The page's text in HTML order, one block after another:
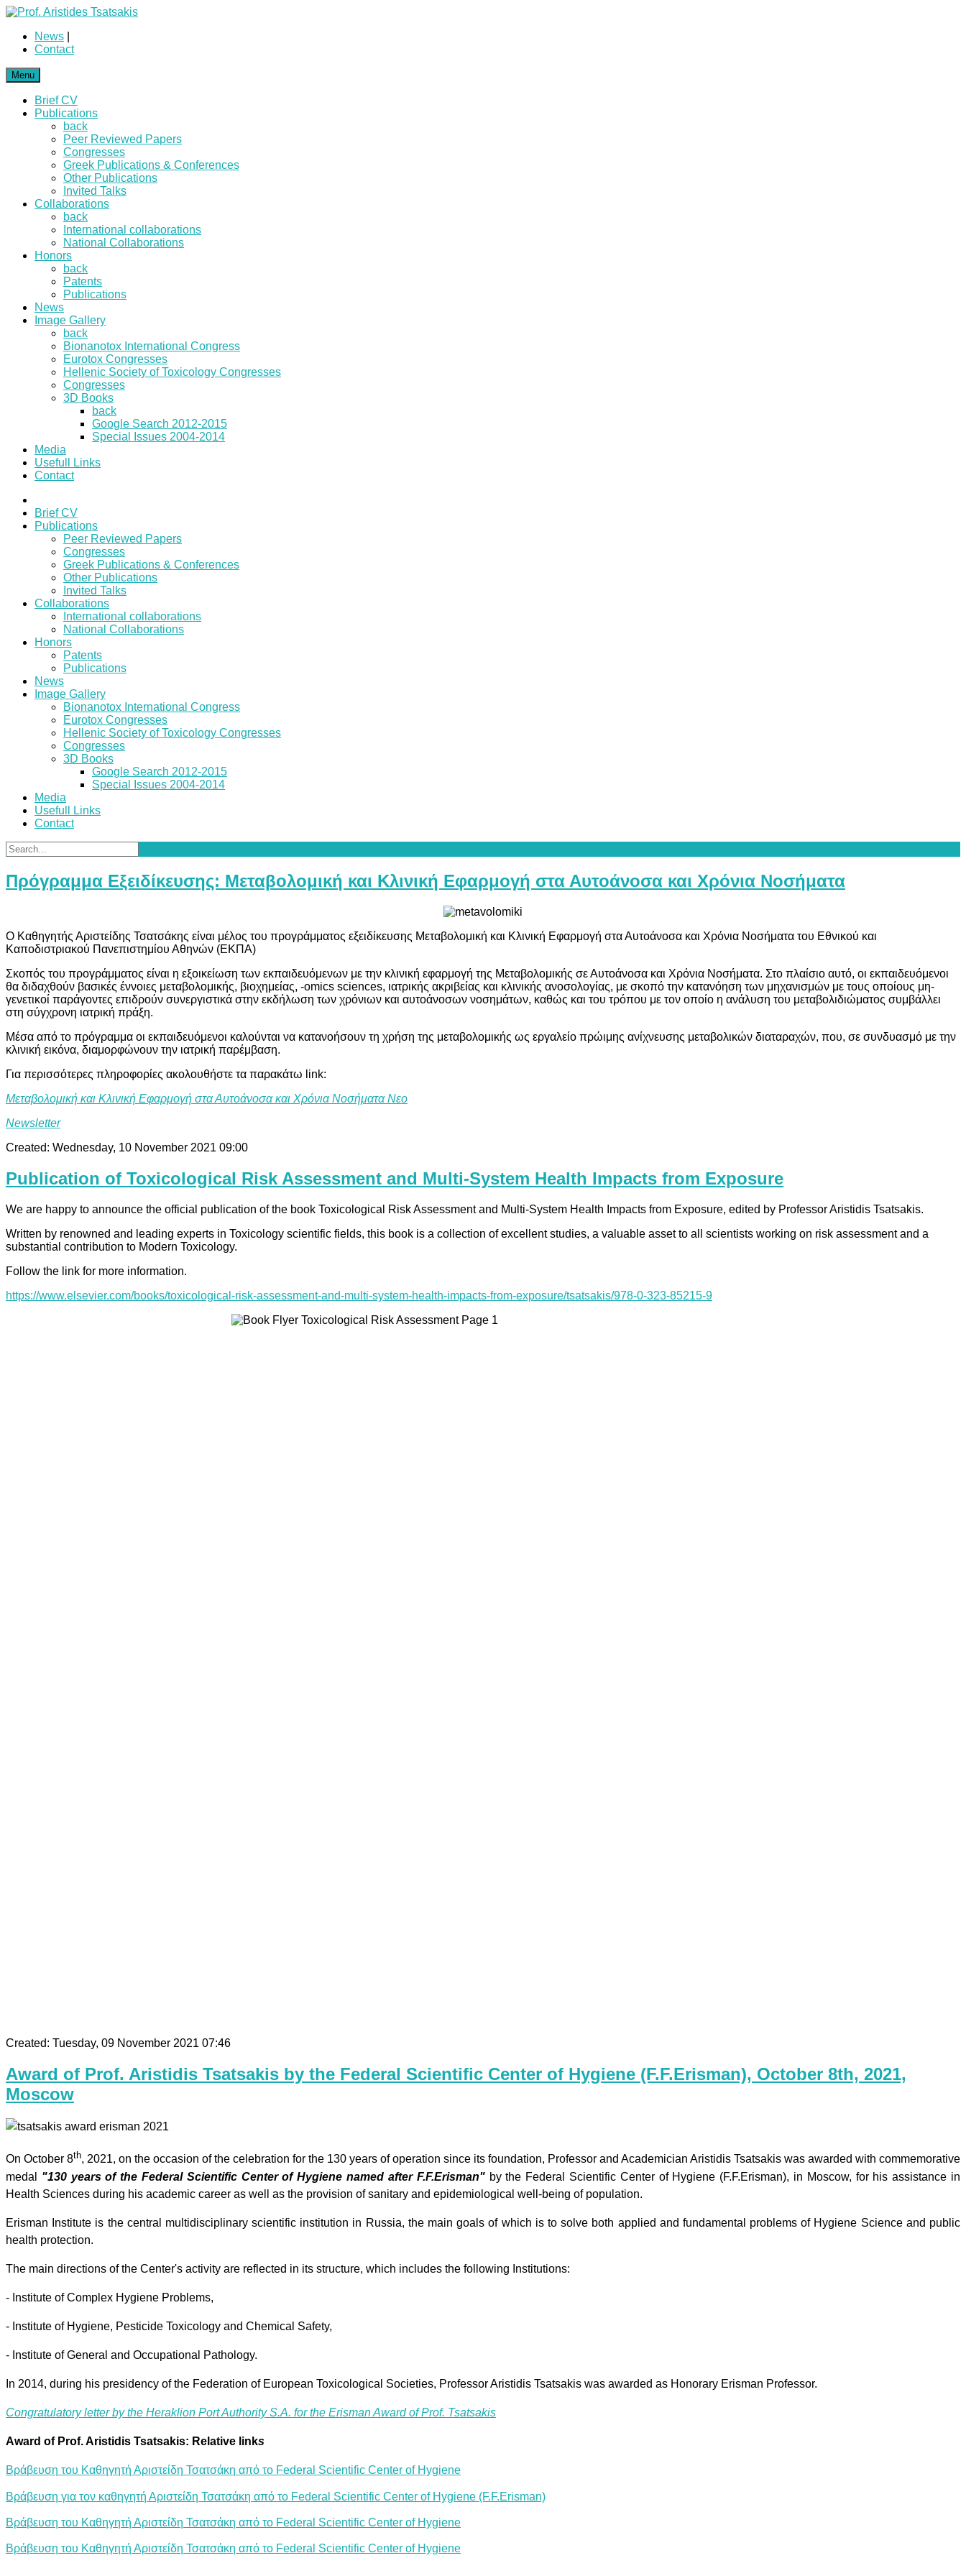
News
Contact
Menu
Brief CV
Publications
back
Peer Reviewed Papers
Congresses
Greek Publications & Conferences
Other Publications
Invited Talks
Collaborations
back
International collaborations
National Collaborations
Honors
back
Patents
Publications
News
Image Gallery
back
Bionanotox International Congress
Eurotox Congresses
Hellenic Society of Toxicology Congresses
Congresses
3D Books
back
Google Search 2012-2015
Special Issues 2004-2014
Media
Usefull Links
Contact
Brief CV
Publications
Peer Reviewed Papers
Congresses
Greek Publications & Conferences
Other Publications
Invited Talks
Collaborations
International collaborations
National Collaborations
Honors
Patents
Publications
News
Image Gallery
Bionanotox International Congress
Eurotox Congresses
Hellenic Society of Toxicology Congresses
Congresses
3D Books
Google Search 2012-2015
Special Issues 2004-2014
Media
Usefull Links
Contact
Πρόγραμμα Εξειδίκευσης: Μεταβολομική και Κλινική Εφαρμογή στα Αυτοάνοσα και Χρόνια Νοσήματα
Ο Καθηγητής Αριστείδης Τσατσάκης είναι μέλος του προγράμματος εξειδίκευσης Μεταβολομική και Κλινική Εφαρμογή στα Αυτοάνοσα και Χρόνια Νοσήματα του Εθνικού και
Καποδιστριακού Πανεπιστημίου Αθηνών (ΕΚΠΑ)
Σκοπός του προγράμματος είναι η εξοικείωση των εκπαιδευόμενων με την κλινική εφαρμογή της Μεταβολομικής σε Αυτοάνοσα και Χρόνια Νοσήματα. Στο πλαίσιο αυτό, οι εκπαιδευόμενοι
θα διδαχθούν βασικές έννοιες μεταβολομικής, βιοχημείας, -omics sciences, ιατρικής ακριβείας και κλινικής ανοσολογίας, με σκοπό την κατανόηση των μηχανισμών με τους οποίους μη-
γενετικοί παράγοντες επιδρούν συνεργιστικά στην εκδήλωση των χρόνιων και αυτοάνοσων νοσημάτων, καθώς και του τρόπου με τον οποίο η ανάλυση του μεταβολιδιώματος συμβάλλει
στη σύγχρονη ιατρική πράξη.
Μέσα από το πρόγραμμα οι εκπαιδευόμενοι καλούνται να κατανοήσουν τη χρήση της μεταβολομικής ως εργαλείο πρώιμης ανίχνευσης μεταβολικών διαταραχών, που, σε συνδυασμό με την
κλινική εικόνα, διαμορφώνουν την ιατρική παρέμβαση.
Για περισσότερες πληροφορίες ακολουθήστε τα παρακάτω link:
Μεταβολομική και Κλινική Εφαρμογή στα Αυτοάνοσα και Χρόνια Νοσήματα Νεο
Νewsletter
Created: Wednesday, 10 November 2021 09:00
Publication of Toxicological Risk Assessment and Multi-System Health Impacts from Exposure
We are happy to announce the official publication of the book Toxicological Risk Assessment and Multi-System Health Impacts from Exposure, edited by Professor Aristidis Tsatsakis.
Written by renowned and leading experts in Toxicology scientific fields, this book is a collection of excellent studies, a valuable asset to all scientists working on risk assessment and a
substantial contribution to Modern Toxicology.
Follow the link for more information.
https://www.elsevier.com/books/toxicological-risk-assessment-and-multi-system-health-impacts-from-exposure/tsatsakis/978-0-323-85215-9
Created: Tuesday, 09 November 2021 07:46
Award of Prof. Aristidis Tsatsakis by the Federal Scientific Center of Hygiene (F.F.Erisman), October 8th, 2021,
Moscow
On October 8th, 2021, on the occasion of the celebration for the 130 years of operation since its foundation, Professor and Academician Aristidis Tsatsakis was awarded with commemorative
medal "130 years of the Federal Scientific Center of Hygiene named after F.F.Erisman"by the Federal Scientific Center of Hygiene (F.F.Erisman), in Moscow, for his assistance in
Health Sciences during his academic career as well as the provision of sanitary and epidemiological well-being of population.
Erisman Institute is the central multidisciplinary scientific institution in Russia, the main goals of which is to solve both applied and fundamental problems of Hygiene Science and public
health protection.
The main directions of the Center's activity are reflected in its structure, which includes the following Institutions:
- Institute of Complex Hygiene Problems,
- Institute of Hygiene, Pesticide Toxicology and Chemical Safety,
- Institute of General and Occupational Pathology.
In 2014, during his presidency of the Federation of European Toxicological Societies, Professor Aristidis Tsatsakis was awarded as Honorary Erisman Professor.
Congratulatory letter by the Heraklion Port Authority S.A. for the Erisman Award of Prof. Tsatsakis
Award of Prof. Aristidis Tsatsakis: Relative links
Βράβευση του Καθηγητή Αριστείδη Τσατσάκη από το Federal Scientific Center of Hygiene
Βράβευση για τον καθηγητή Αριστείδη Τσατσάκη από το Federal Scientific Center of Hygiene (F.F.Erisman)
Βράβευση του Καθηγητή Αριστείδη Τσατσάκη από το Federal Scientific Center of Hygiene
Βράβευση του Καθηγητή Αριστείδη Τσατσάκη από το Federal Scientific Center of Hygiene